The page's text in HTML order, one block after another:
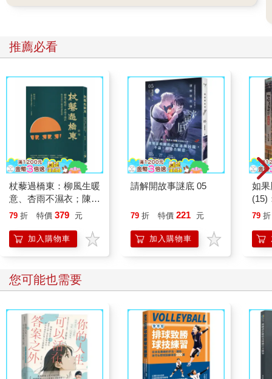
推薦必看
杖藜過橋東：柳風生暖
意、杏雨不濕衣；陳亮
恭談以心轉境的適齡漫
79 折 特價 379 元
加入購物車
請解開故事謎底 05
79 折 特價 221 元
加入購物車
如
(15)
貓
79 折
您可能也需要